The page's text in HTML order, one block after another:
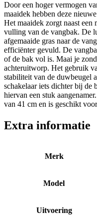
Door een hoger vermogen
maaidek hebben deze
Het maaidek zorgt naast een
vulling van de vangbak. De
afgemaaide gras naar de
efficiënter gevuld. De
of de bak vol is. Maai je
achteruitworp. Het gebruik
stabiliteit van de duwbeugel
schakelaar iets dichter bij de
hiervan een stuk
van 41 cm en is geschikt
Extra informatie
Merk
Model
Uitvoering